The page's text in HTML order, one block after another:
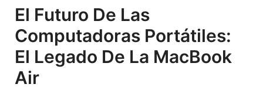
El Futuro De Las
Computadoras Portátiles:
El Legado De La MacBook
Air